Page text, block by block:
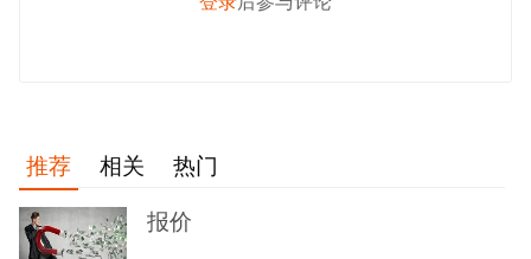
推荐 相关
热门
报价